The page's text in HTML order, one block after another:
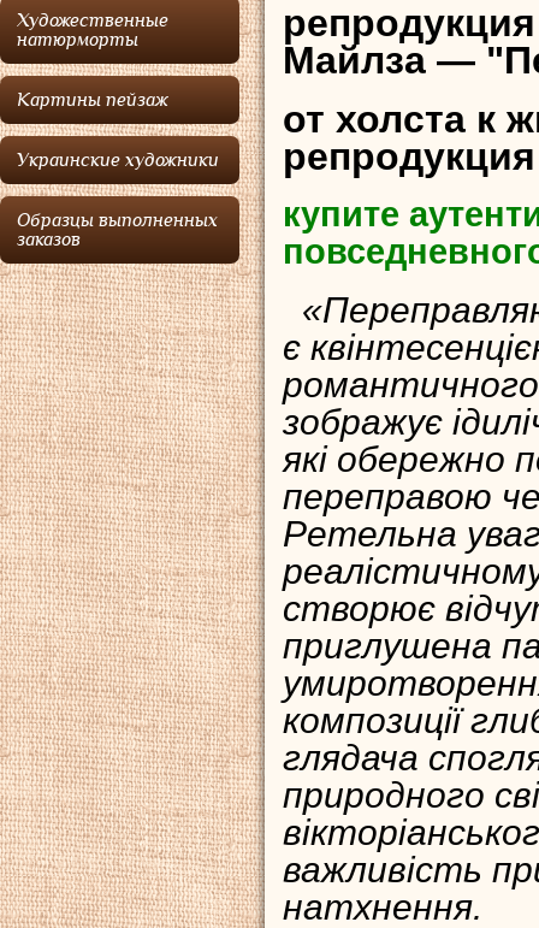
Художественные
натюрморты
Картины пейзаж
Украинские художники
Образцы выполненных
заказов
Майлза —
от холста к
купите
є
романтичного
зображує
які обережно
переправою
Ретельна
створює
приглушена
композиції
глядача
природного
важливість
натхнення.